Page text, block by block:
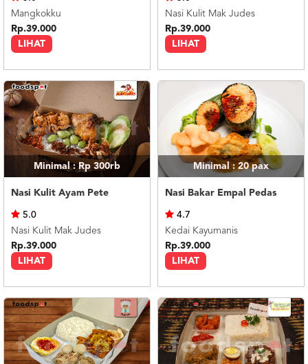
LIHAT
Mangkokku
Rp.39.000
LIHAT
Nasi Kulit Mak Judes
Rp.39.000
Minimal : Rp 300rb
Nasi Kulit Ayam Pete
LIHAT
5.0
Nasi Kulit Mak Judes
Rp.39.000
Minimal : 20pax
Nasi Bakar Empal Pedas
LIHAT
4.7
Kedai Kayumanis
Rp.39.000